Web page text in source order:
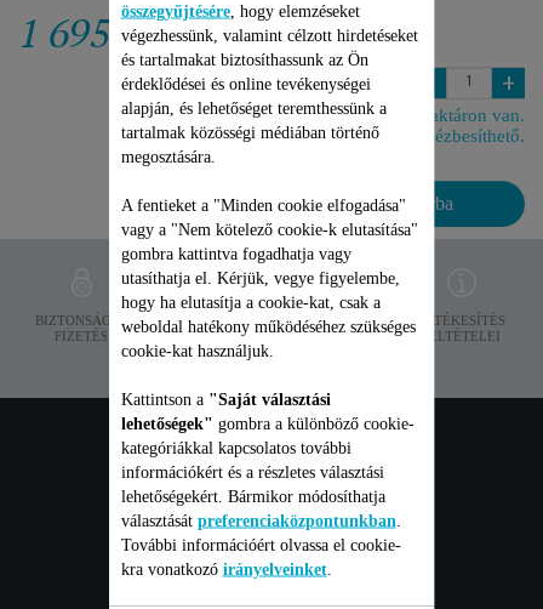
1 695 Ft
+
Raktáron van.
6 napon belül kézbesíthető.
Kosárba
BIZTONSÁGOS
FIZETÉS
SZÁLLÍTÁSI
FELTÉTELEK
ADATVÉDELEM
ÉRTÉKESÍTÉS
FELTÉTELEI
FOGYASZTÓI
szolgáltatások
összegyűjtésére, hogy elemzéseket
végezhessünk, valamint célzott hirdetéseket
és tartalmakat biztosíthassunk az Ön
érdeklődései és online tevékenységei
alapján, és lehetőséget teremthessünk a
tartalmak közösségi médiában történő
megosztására.
A fentieket a "Minden cookie elfogadása"
vagy a "Nem kötelező cookie-k elutasítása"
gombra kattintva fogadhatja vagy
utasíthatja el. Kérjük, vegye figyelembe,
hogy ha elutasítja a cookie-kat, csak a
weboldal hatékony működéséhez szükséges
cookie-kat használjuk.
Kattintson a "Saját választási
lehetőségek" gombra a különböző cookie-
kategóriákkal kapcsolatos további
információkért és a részletes választási
lehetőségekért. Bármikor módosíthatja
választását preferenciaközpontunkban
További információért olvassa el cookie-
kra vonatkozó irányelveinket.